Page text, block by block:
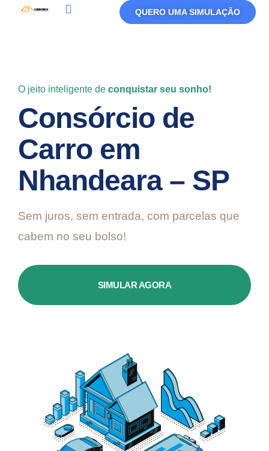
QUERO UMA SIMULAÇÃO
O jeito inteligente de conquistar seu sonho!
Consórcio de
Carro em
Nhandeara – SP
Sem juros, sem entrada, com parcelas que
cabem no seu bolso!
SIMULAR AGORA